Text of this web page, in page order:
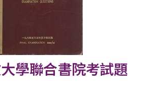
學聯合書院考試題